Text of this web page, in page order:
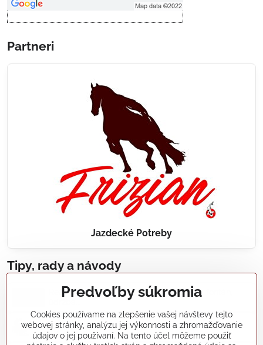
Partneri
Jazdecké Potreby
Tipy, rady a návody
Realizácie záhradných jazierok, bazénov, fontán,
Články a blogy
Predvoľby súkromia
Cookies používame na zlepšenie vašej návštevy tejto
webovej stránky, analýzu jej výkonnosti a zhromažďovanie
údajov o jej používaní. Na tento účel môžeme použiť